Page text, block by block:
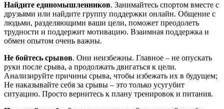
Найдите единомышленников. Занимайтесь спортом вместе с
друзьями или найдите группу поддержки онлайн. Общение с
людьми, разделяющими ваши цели, поможет преодолеть
трудности и поддержит мотивацию. Взаимная поддержка и
обмен опытом очень важны.
Не бойтесь срывов. Они неизбежны. Главное – не опускать
руки после срыва, а продолжать двигаться к цели.
Анализируйте причины срыва, чтобы избежать их в будущем;
Не наказывайте себя за срывы – это только усугубит
ситуацию. Просто вернитесь к плану тренировок и питания.